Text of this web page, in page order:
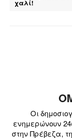
χαλί!
Οι
ενημερώνουν
στην Πρέβεζα,